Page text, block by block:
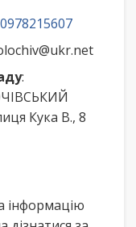
:
Кука В., 8
інформацію